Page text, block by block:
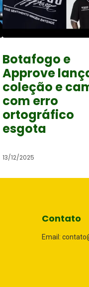
Botafogo e
Approve
coleção e
com erro
ortográfico
esgota
13/12/2025
Contato
Email: